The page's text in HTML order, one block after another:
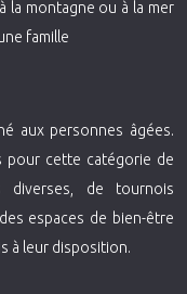
la montagne ou à la mer
famille
aux personnes âgées.
pour cette catégorie de
diverses, de tournois
espaces de bien-être
à leur disposition.